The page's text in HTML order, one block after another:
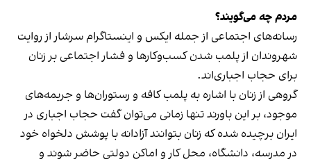
مردم چه می‌گویند؟
رسانه‎‌های اجتماعی از جمله ایکس و اینستاگرام سرشار از روایت
شهروندان از پلمب شدن کسب‌وکارها و فشار اجتماعی بر زنان
برای حجاب اجباری‌اند.
گروهی از زنان با اشاره به پلمب کافه و رستوران‌ها و جریمه‌های
موجود، بر این باورند تنها زمانی می‌توان گفت حجاب اجباری در
ایران برچیده شده که زنان بتوانند آزادانه با پوشش دلخواه خود
در مدرسه، دانشگاه، محل کار و اماکن دولتی حاضر شوند و